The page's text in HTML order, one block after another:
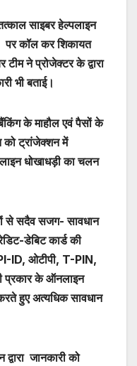
साइबर हेल्पलाइन
पर कॉल कर शिकायत
ने प्रोजेक्टर के द्वारा
भी बताई।
के माहौल एवं पैसों के
ट्रांजेक्शन में
धोखाधड़ी का चलन
से सदैव सजग- सावधान
डेबिट कार्ड की
ID, ओटीपी, T-PIN,
प्रकार के ऑनलाइन
हुए अत्यधिक सावधान
जानकारी को